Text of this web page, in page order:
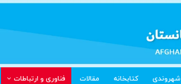
کتابخانه مقالات فناوری و ارتباطات